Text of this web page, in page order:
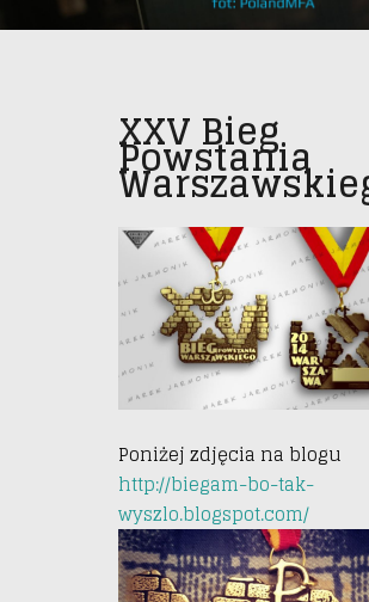
XXV Bieg
Powstania
Poniżej zdjęcia na blogu
http://biegam-bo-tak-
wyszlo.blogspot.com/